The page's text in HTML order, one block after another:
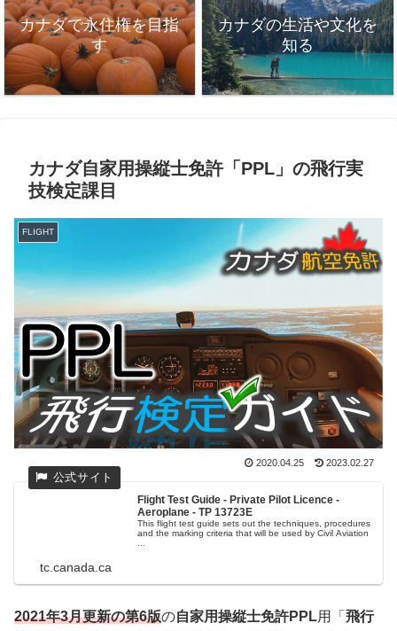
カナダで永住権を目指
す
カナダの生活や文化を
知る
カナダ自家用操縦士免許「PPL」の飛行実
技検定課目
FLIGHT
2020.04.25 2023.02.27
Flight Test Guide - Private Pilot Licence -
Aeroplane - TP 13723E
This flight test guide sets out the techniques, procedures
and the marking criteria that will be used by Civil Aviation
tc.canada.ca
2021年3月更新の第6版の自家用操縦士免許PPL用「 飛行